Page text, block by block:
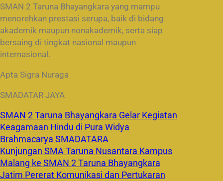
SMAN 2 Taruna Bhayangkara yang mampu
menorehkan prestasi serupa, baik di bidang
akademik maupun nonakademik, serta siap
bersaing di tingkat nasional maupun
internasional.
Apta Sigra Nuraga
SMADATAR JAYA
SMAN 2 Taruna Bhayangkara Gelar Kegiatan
Keagamaan Hindu di Pura Widya
Brahmacarya SMADATARA
Kunjungan SMA Taruna Nusantara Kampus
Malang ke SMAN 2 Taruna Bhayangkara
Jatim Pererat Komunikasi dan Pertukaran